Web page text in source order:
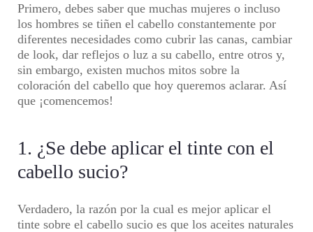
Primero, debes saber que muchas mujeres o incluso
los hombres se tiñen el cabello constantemente por
diferentes necesidades como cubrir las canas, cambiar
de look, dar reflejos o luz a su cabello, entre otros y,
sin embargo, existen muchos mitos sobre la
coloración del cabello que hoy queremos aclarar. Así
que ¡comencemos!
1. ¿Se debe aplicar el tinte con el
cabello sucio?
Verdadero, la razón por la cual es mejor aplicar el
tinte sobre el cabello sucio es que los aceites naturales